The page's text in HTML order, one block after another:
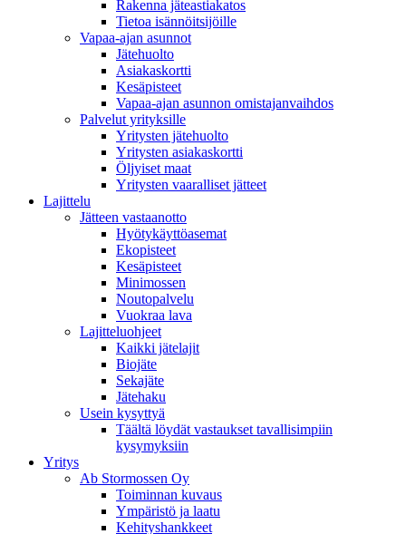
Rakenna jäteastiakatos
Tietoa isännöitsijöille
Vapaa-ajan asunnot
Jätehuolto
Asiakaskortti
Kesäpisteet
Vapaa-ajan asunnon omistajanvaihdos
Palvelut yrityksille
Yritysten jätehuolto
Yritysten asiakaskortti
Öljyiset maat
Yritysten vaaralliset jätteet
Lajittelu
Jätteen vastaanotto
Hyötykäyttöasemat
Ekopisteet
Kesäpisteet
Minimossen
Noutopalvelu
Vuokraa lava
Lajitteluohjeet
Kaikki jätelajit
Biojäte
Sekajäte
Jätehaku
Usein kysyttyä
Täältä löydät vastaukset tavallisimpiin
kysymyksiin
Yritys
Ab Stormossen Oy
Toiminnan kuvaus
Ympäristö ja laatu
Kehityshankkeet